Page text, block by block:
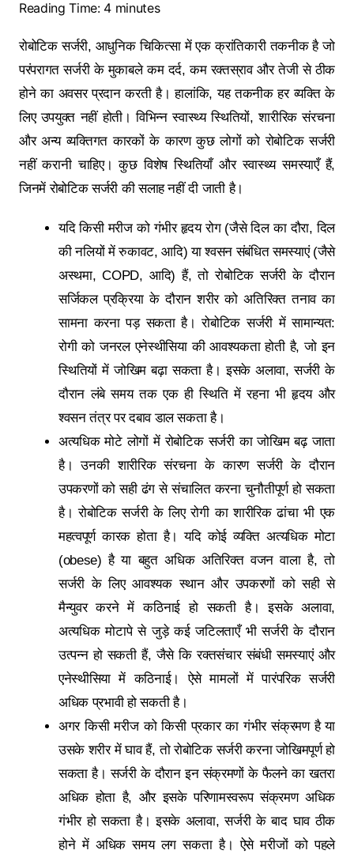
Reading Time: 4 minutes
रोबोटिक सर्जरी, आधुनिक चिकित्सा में एक क्रांतिकारी तकनीक है जो
परंपरागत सर्जरी के मुकाबले कम दर्द, कम रक्तस्राव और तेजी से ठीक
होने का अवसर प्रदान करती है। हालांकि, यह तकनीक हर व्यक्ति के
लिए उपयुक्त नहीं होती। विभिन्न स्वास्थ्य स्थितियों, शारीरिक संरचना
और अन्य व्यक्तिगत कारकों के कारण कुछ लोगों को रोबोटिक सर्जरी
नहीं करानी चाहिए। कुछ विशेष स्थितियाँ और स्वास्थ्य समस्याएँ हैं,
जिनमें रोबोटिक सर्जरी की सलाह नहीं दी जाती है।
यदि किसी मरीज को गंभीर हृदय रोग (जैसे दिल का दौरा, दिल
की नलियों में रुकावट, आदि) या श्वसन संबंधित समस्याएं (जैसे
अस्थमा, COPD, आदि) हैं, तो रोबोटिक सर्जरी के दौरान
सर्जिकल प्रक्रिया के दौरान शरीर को अतिरिक्त तनाव का
सामना करना पड़ सकता है। रोबोटिक सर्जरी में सामान्यत:
रोगी को जनरल एनेस्थीसिया की आवश्यकता होती है, जो इन
स्थितियों में जोखिम बढ़ा सकता है। इसके अलावा, सर्जरी के
दौरान लंबे समय तक एक ही स्थिति में रहना भी हृदय और
श्वसन तंत्र पर दबाव डाल सकता है।
अत्यधिक मोटे लोगों में रोबोटिक सर्जरी का जोखिम बढ़ जाता
है। उनकी शारीरिक संरचना के कारण सर्जरी के दौरान
उपकरणों को सही ढंग से संचालित करना चुनौतीपूर्ण हो सकता
है। रोबोटिक सर्जरी के लिए रोगी का शारीरिक ढांचा भी एक
महत्वपूर्ण कारक होता है। यदि कोई व्यक्ति अत्यधिक मोटा
(obese) है या बहुत अधिक अतिरिक्त वजन वाला है, तो
सर्जरी के लिए आवश्यक स्थान और उपकरणों को सही से
मैन्युवर करने में कठिनाई हो सकती है। इसके अलावा,
अत्यधिक मोटापे से जुड़े कई जटिलताएँ भी सर्जरी के दौरान
उत्पन्न हो सकती हैं, जैसे कि रक्तसंचार संबंधी समस्याएं और
एनेस्थीसिया में कठिनाई। ऐसे मामलों में पारंपरिक सर्जरी
अधिक प्रभावी हो सकती है।
अगर किसी मरीज को किसी प्रकार का गंभीर संक्रमण है या
उसके शरीर में घाव हैं, तो रोबोटिक सर्जरी करना जोखिमपूर्ण हो
सकता है। सर्जरी के दौरान इन संक्रमणों के फैलने का खतरा
अधिक होता है, और इसके परिणामस्वरूप संक्रमण अधिक
गंभीर हो सकता है। इसके अलावा, सर्जरी के बाद घाव ठीक
होने में अधिक समय लग सकता है। ऐसे मरीजों को पहले